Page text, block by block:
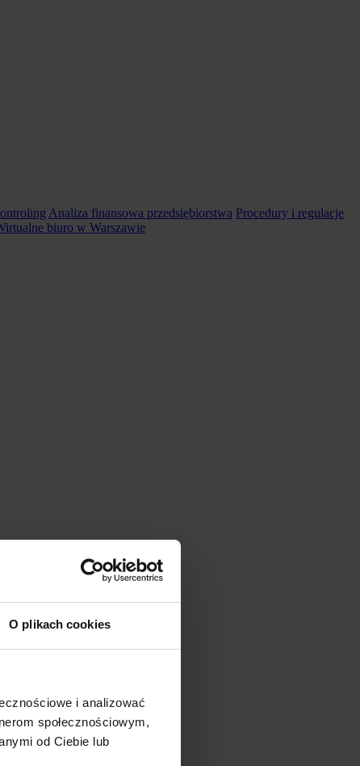
O plikach cookies
i analizować
społecznościowym,
od Ciebie lub
Analiza finansowa przedsiębiorstwa Procedury i regulacje
biuro w Warszawie